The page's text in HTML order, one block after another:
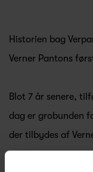
Historien bag
Verner Pantons
Blot 7 år senere,
dag er grobunden
der tilbydes af